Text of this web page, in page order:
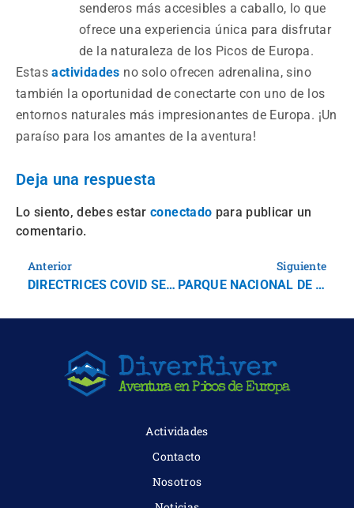
senderos más accesibles a caballo, lo que
ofrece una experiencia única para disfrutar
de la naturaleza de los Picos de Europa.
Estasactividades no solo ofrecen adrenalina, sino
también la oportunidad de conectarte con uno de los
entornos naturales más impresionantes de Europa. ¡Un
paraíso para los amantes de la aventura!
Deja una respuesta
Lo siento, debes estar conectado para publicar un
comentario.
Anterior
DIRECTRICES COVID SEGÚN LA INTERNATIONAL RAFTING FEDERATION (IRF) PARA OPERADORES DE RAFTING KAYAK…
Siguiente
PARQUE NACIONAL DE LOS PICOS DE EUROPA
Actividades
Contacto
Nosotros